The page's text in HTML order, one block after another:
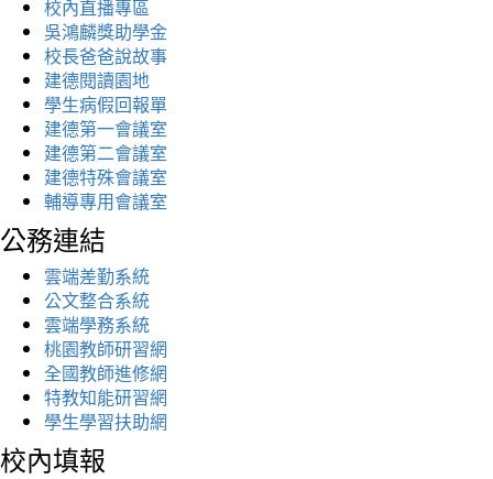
校內直播專區
吳鴻麟獎助學金
校長爸爸說故事
建德閱讀園地
學生病假回報單
建德第一會議室
建德第二會議室
建德特殊會議室
輔導專用會議室
公務連結
雲端差勤系統
公文整合系統
雲端學務系統
桃園教師研習網
全國教師進修網
特教知能研習網
學生學習扶助網
校內填報